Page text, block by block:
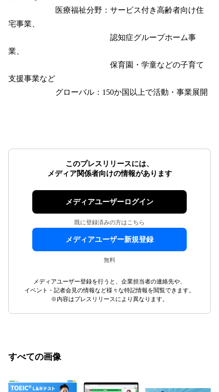
医療福祉分野：サービス付き高齢者向け住
宅事業、
認知症グループホーム事
業、
保育園・学童などの子育て
支援事業など
グローバル：150か国以上で活動・事業展開
このプレスリリースには、
メディア関係者向けの情報があります
メディアユーザーログイン
既に登録済みの方はこちら
メディアユーザー新規登録
無料
メディアユーザー登録を行うと、企業担当者の連絡先や、
イベント・記者会見の情報など様々な特記情報を閲覧できます。
※内容はプレスリリースにより異なります。
すべての画像